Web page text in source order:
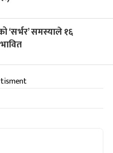
‘सर्भर’ समस्याले १६